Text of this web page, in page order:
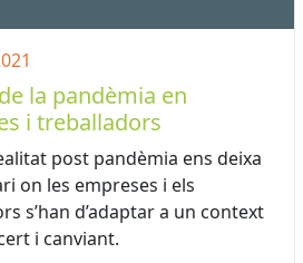
la pandèmia en
i treballadors
post pandèmia ens deixa
on les empreses i els
s’han d’adaptar a un context
i canviant.